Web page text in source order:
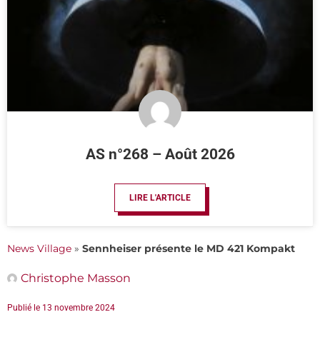
AS n°268 – Août 2026
LIRE L'ARTICLE
News Village » Sennheiser présente le MD 421 Kompakt
Christophe Masson
Publié le 13 novembre 2024